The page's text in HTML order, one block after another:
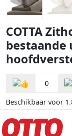
COTTA
0
Beschikbaar voor